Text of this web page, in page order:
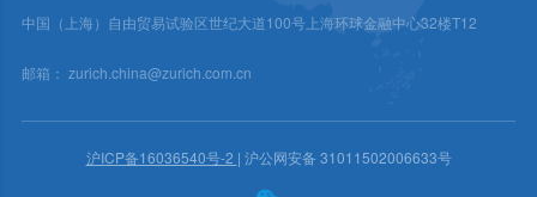
中国（上海）自由贸易试验区世纪大道100号上海环球金融中心32楼T12
邮箱： zurich.china@zurich.com.cn
沪ICP备16036540号-2 | 沪公网安备 31011502006633号